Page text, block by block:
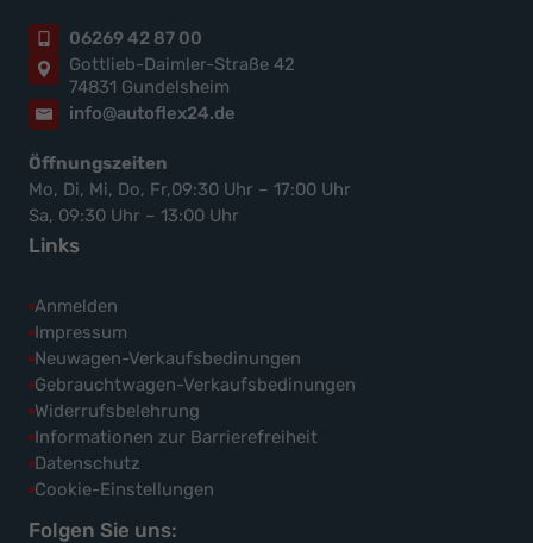
06269 42 87 00
Gottlieb-Daimler-Straße 42
74831 Gundelsheim
info@autoflex24.de
Öffnungszeiten
Mo, Di, Mi, Do, Fr,09:30 Uhr – 17:00 Uhr
Sa, 09:30 Uhr – 13:00 Uhr
Links
Anmelden
Impressum
Neuwagen-Verkaufsbedinungen
Gebrauchtwagen-Verkaufsbedinungen
Widerrufsbelehrung
Informationen zur Barrierefreiheit
Datenschutz
Cookie-Einstellungen
Folgen Sie uns: